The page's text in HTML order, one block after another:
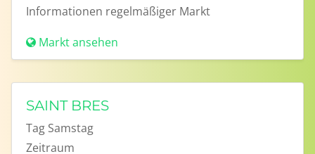
Informationen regelmäßiger Markt
Markt ansehen
SAINT BRES
Tag Samstag
Zeitraum